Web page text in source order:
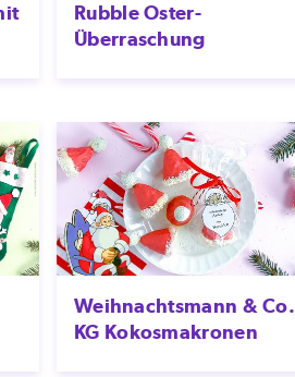
Rubble Oster-
Überraschung
Weihnachtsmann & Co.
KG Kokosmakronen